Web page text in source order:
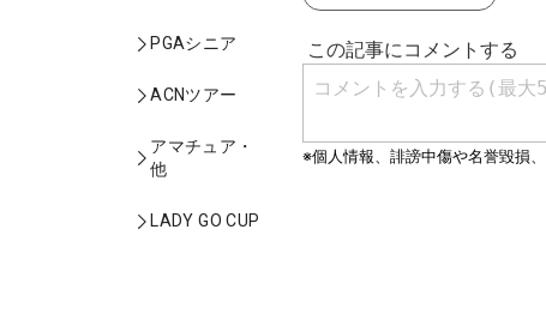
PGAシニア
ACNツアー
アマチュア・
他
LADY GO CUP